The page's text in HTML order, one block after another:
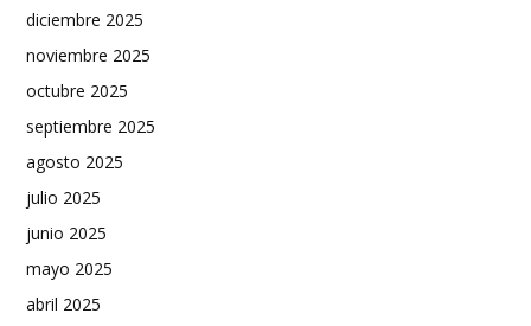
diciembre 2025
noviembre 2025
octubre 2025
septiembre 2025
agosto 2025
julio 2025
junio 2025
mayo 2025
abril 2025